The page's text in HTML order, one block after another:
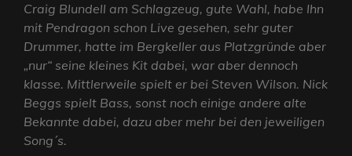
Craig Blundell am Schlagzeug, gute Wahl, habe Ihn
mit Pendragon schon Live gesehen, sehr guter
Drummer, hatte im Bergkeller aus Platzgründe aber
„nur“ seine kleines Kit dabei, war aber dennoch
klasse. Mittlerweile spielt er bei Steven Wilson. Nick
Beggs spielt Bass, sonst noch einige andere alte
Bekannte dabei, dazu aber mehr bei den jeweiligen
Song´s.